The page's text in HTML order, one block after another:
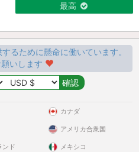
最高
るために懸命に働いています。
いします
ンド
カナダ
アメリカ合衆国
メキシコ